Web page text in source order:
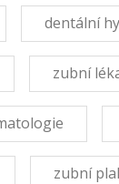
dentální
zubní
zubní